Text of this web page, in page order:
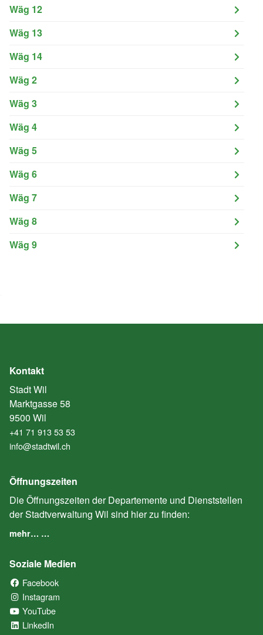
Wäg 12
Wäg 13
Wäg 14
Wäg 2
Wäg 3
Wäg 4
Wäg 5
Wäg 6
Wäg 7
Wäg 8
Wäg 9
Kontakt
Stadt Wil
Marktgasse 58
9500 Wil
+41 71 913 53 53
info@stadtwil.ch
Öffnungszeiten
Die Öffnungszeiten der Departemente und Dienststellen
der Stadtverwaltung Wil sind hier zu finden:
mehr… …
Soziale Medien
Facebook
Instagram
YouTube
LinkedIn